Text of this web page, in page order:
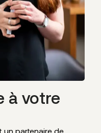
à votre
un partenaire de